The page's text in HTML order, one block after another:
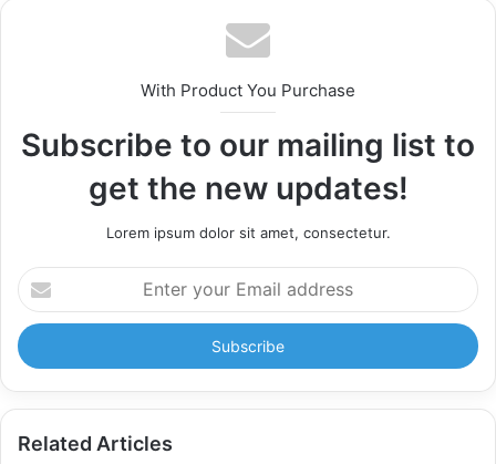
With Product You Purchase
Subscribe to our mailing list to
get the new updates!
Lorem ipsum dolor sit amet, consectetur.
Enter
your
Email
address
Related Articles